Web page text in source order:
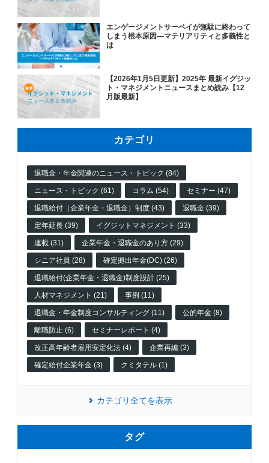
エンゲージメントサーベイが無駄に終わって
しまう根本原因―マテリアリティと多義性と
は
【2026年1月5日更新】2025年 最新イグジッ
ト・マネジメントニュースまとめ読み【12
月版最新】
カテゴリ
退職金・年金関連のニュース・トピック (84)
ニュース・トピック (61) コラム (54) セミナー (47)
退職給付（企業年金・退職金）制度 (43) 退職金 (39)
定年延長 (39) イグジットマネジメント (33)
連載 (31) 企業年金・退職金のあり方 (29)
シニア社員 (28) 確定拠出年金(DC) (26)
退職給付(企業年金・退職金)制度設計 (25)
人材マネジメント (21) 事例 (11)
退職金・年金制度コンサルティング (11) 公的年金 (8)
離職防止 (6) セミナーレポート (4)
改正高年齢者雇用安定化法 (4) 企業再編 (3)
確定給付企業年金 (3) クミタテル (1)
カテゴリ全てを表示
タグ